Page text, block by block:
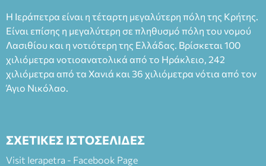
Η Ιεράπετρα είναι η τέταρτη μεγαλύτερη πόλη της Κρήτης.
Είναι επίσης η μεγαλύτερη σε πληθυσμό πόλη του νομού
Λασιθίου και η νοτιότερη της Ελλάδας. Βρίσκεται 100
χιλιόμετρα νοτιοανατολικά από το Ηράκλειο, 242
χιλιόμετρα από τα Χανιά και 36 χιλιόμετρα νότια από τον
Άγιο Νικόλαο.
ΣΧΕΤΙΚΕΣ ΙΣΤΟΣΕΛΙΔΕΣ
Visit Ierapetra - Facebook Page